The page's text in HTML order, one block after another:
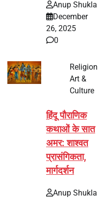
Anup Shukla
December
26, 2025
0
Religion
Art &
Culture
हिंदू पौराणिक
कथाओं के सात
अमर: शाश्वत
प्रासंगिकता,
मार्गदर्शन
Anup Shukla